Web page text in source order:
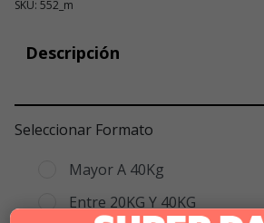
SKU: 552_m
Descripción
Seleccionar Formato
Mayor A 40Kg
Entre 20KG Y 40KG